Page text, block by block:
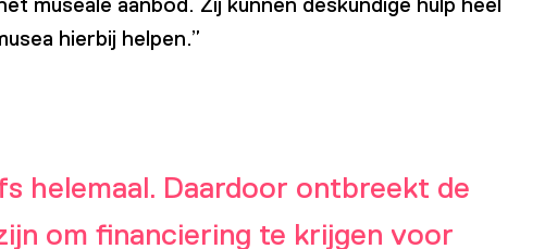
hierbij helpen.”
helemaal. Daardoor ontbreekt de
om financiering te krijgen voor